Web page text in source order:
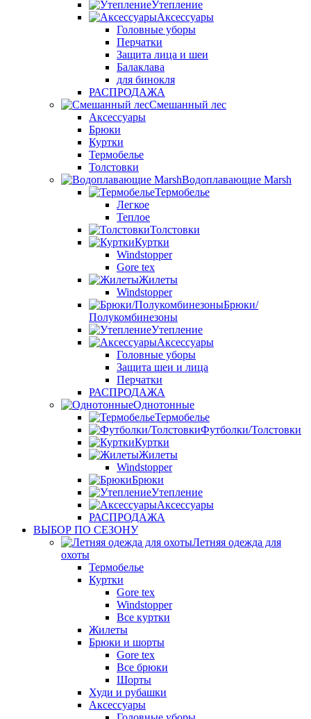
Утепление
Аксессуары
Головные уборы
Перчатки
Защита лица и шеи
Балаклава
для бинокля
РАСПРОДАЖА
Смешанный лес
Аксессуары
Брюки
Куртки
Термобелье
Толстовки
Водоплавающие Marsh
Термобелье
Легкое
Теплое
Толстовки
Куртки
Windstopper
Gore tex
Жилеты
Windstopper
Брюки/
Полукомбинезоны
Утепление
Аксессуары
Головные уборы
Защита шеи и лица
Перчатки
РАСПРОДАЖА
Однотонные
Термобелье
Футболки/Толстовки
Куртки
Жилеты
Windstopper
Брюки
Утепление
Аксессуары
РАСПРОДАЖА
ВЫБОР ПО СЕЗОНУ
Летняя одежда для
охоты
Термобелье
Куртки
Gore tex
Windstopper
Все куртки
Жилеты
Брюки и шорты
Gore tex
Все брюки
Шорты
Худи и рубашки
Аксессуары